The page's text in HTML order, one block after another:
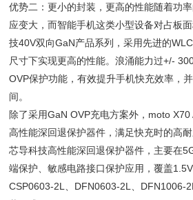
优势二：更小的封装，更高的性能随着功
应变大，而智能手机这类小型设备对占板
技40V双向GaN产品系列，采用先进的
尺寸下实现更高的性能。浪涌能力过+/-
OVP保护功能，有效提升手机快充效率，
间。
除了采用GaN OVP充电方案外，moto
高性能深回退保护器件，满足快充时的高耐
芯导科技高性能深回退保护器件，主要在
端保护、敏感电路接口保护应用，覆盖
CSP0603-2L、DFN0603-2L、DFN1006-